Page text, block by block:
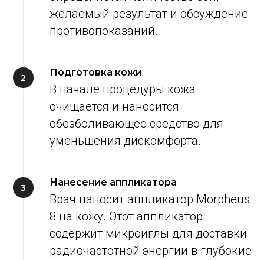
желаемый результат и обсуждение
противопоказаний.
Подготовка кожи
В начале процедуры кожа
очищается и наносится
обезболивающее средство для
уменьшения дискомфорта.
Нанесение аппликатора
Врач наносит аппликатор Morpheus
8 на кожу. Этот аппликатор
содержит микроиглы для доставки
радиочастотной энергии в глубокие